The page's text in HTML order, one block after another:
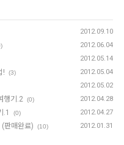
2012.09.10
2012.06.04
2012.05.14
! (3) 2012.05.04
2012.05.02
행기.2 (0) 2012.04.28
.1 (0) 2012.04.27
판매완료) (10) 2012.01.31